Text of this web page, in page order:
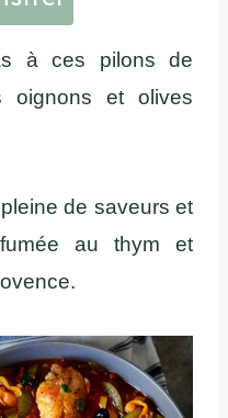
à ces pilons de
oignons et olives
de saveurs et
au thym et